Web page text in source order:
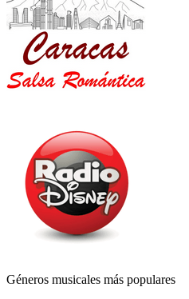
Géneros musicales más populares